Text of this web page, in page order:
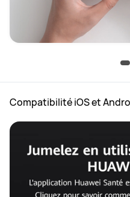
Compatibilité iOS et